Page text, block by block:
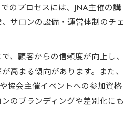
のプロセスには、JNA主催の講
サロンの設備・運営体制のチェ
、顧客からの信頼度が向上し、
高まる傾向があります。また、
協会主催イベントへの参加資格
のブランディングや差別化にも